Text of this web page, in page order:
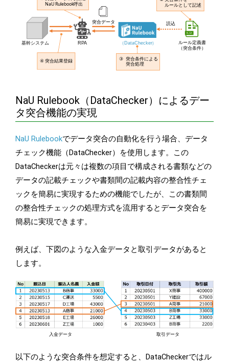
NaU Rulebook（DataChecker）によるデー
タ突合機能の実現
NaU Rulebookでデータ突合の自動化を行う場合、データ
チェック機能（DataChecker）を使用します。この
DataCheckerは元々は複数の項目で構成される書類などの
データの記載チェックや書類間の記載内容の整合性チェ
ックを簡易に実現するための機能でしたが、この書類間
の整合性チェックの処理方式を流用するとデータ突合を
簡易に実現できます。
例えば、下図のような入金データと取引データがあると
します。
以下のような突合条件を想定すると、DataCheckerではル